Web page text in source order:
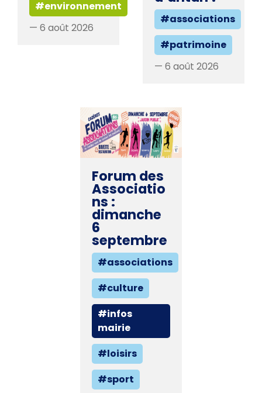
#environnement
— 6 août 2026
#associations
#patrimoine
— 6 août 2026
Forum des
Associatio
ns :
dimanche
6
septembre
#associations
#culture
#infos
mairie
#loisirs
#sport